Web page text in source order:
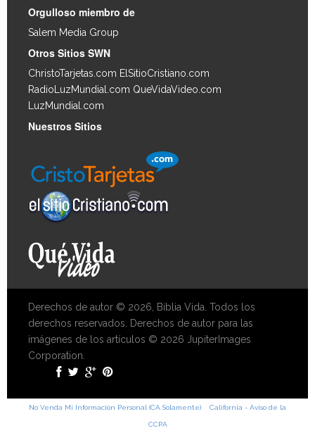
Orgulloso miembro de
Salem Media Group
Otros Sitios SWN
ChristoTarjetas.com ElSitioCristiano.com
RadioLuzMundial.com QueVidaVideo.com
LuzMundial.com
Nuestros Sitios
Derechos de autor © 2026, Biblia Vida. Todos los
derechos reservados. Derechos de autor para las
imágenes de los artículos © 2026 JupiterImages
Corporation.
No Venda Mi Información Personal (CA Solamente) California - Aviso de la
CCPA